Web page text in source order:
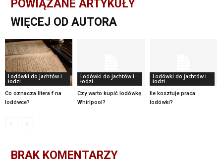
POWIĄZANE ARTYKUŁY
WIĘCEJ OD AUTORA
Lodówki do jachtów i
łodzi
Co oznacza litera f na
lodówce?
Lodówki do jachtów i
łodzi
Czy warto kupić lodówkę
Whirlpool?
Lodówki do jachtów i
łodzi
Ile kosztuje praca
lodówki?
BRAK KOMENTARZY